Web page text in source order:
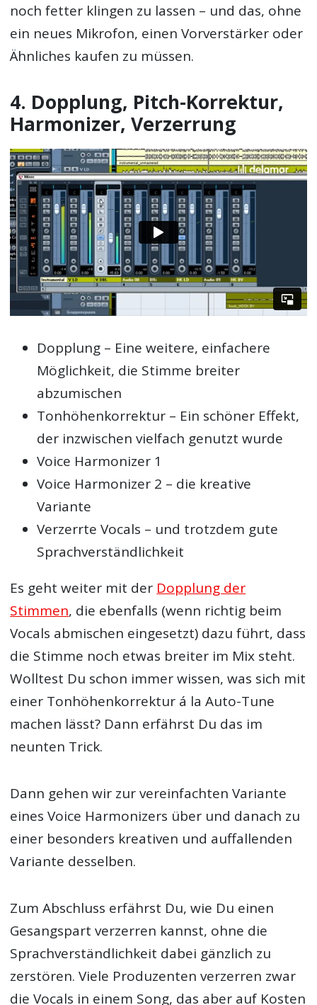
noch fetter klingen zu lassen – und das, ohne
ein neues Mikrofon, einen Vorverstärker oder
Ähnliches kaufen zu müssen.
4. Dopplung, Pitch-Korrektur,
Harmonizer, Verzerrung
Dopplung – Eine weitere, einfachere
Möglichkeit, die Stimme breiter
abzumischen
Tonhöhenkorrektur – Ein schöner Effekt,
der inzwischen vielfach genutzt wurde
Voice Harmonizer 1
Voice Harmonizer 2 – die kreative
Variante
Verzerrte Vocals – und trotzdem gute
Sprachverständlichkeit
Es geht weiter mit der Dopplung der
Stimmen, die ebenfalls (wenn richtig beim
Vocals abmischen eingesetzt) dazu führt, dass
die Stimme noch etwas breiter im Mix steht.
Wolltest Du schon immer wissen, was sich mit
einer Tonhöhenkorrektur á la Auto-Tune
machen lässt? Dann erfährst Du das im
neunten Trick.
Dann gehen wir zur vereinfachten Variante
eines Voice Harmonizers über und danach zu
einer besonders kreativen und auffallenden
Variante desselben.
Zum Abschluss erfährst Du, wie Du einen
Gesangspart verzerren kannst, ohne die
Sprachverständlichkeit dabei gänzlich zu
zerstören. Viele Produzenten verzerren zwar
die Vocals in einem Song, das aber auf Kosten